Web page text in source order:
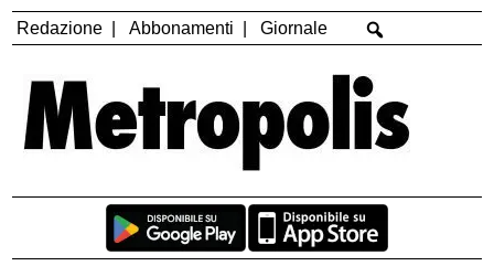
Redazione Abbonamenti Giornale